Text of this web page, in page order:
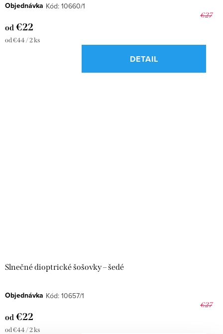
Objednávka Kód: 10660/1
€27
od €22
Jednotková
od €44 / 2 ks
DETAIL
Slnečné dioptrické šošovky – šedé
Objednávka Kód: 10657/1
€27
od €22
Jednotková
od €44 / 2 ks